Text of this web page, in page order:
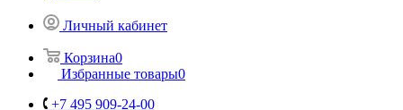
Личный кабинет
Корзина0
Избранные товары0
+7 495 909-24-00